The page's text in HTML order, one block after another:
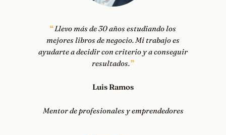
Llevo más de 30 años estudiando los
mejores libros de negocio. Mi trabajo es
ayudarte a decidir con criterio y a conseguir
resultados.
Luis Ramos
Mentor de profesionales y emprendedores